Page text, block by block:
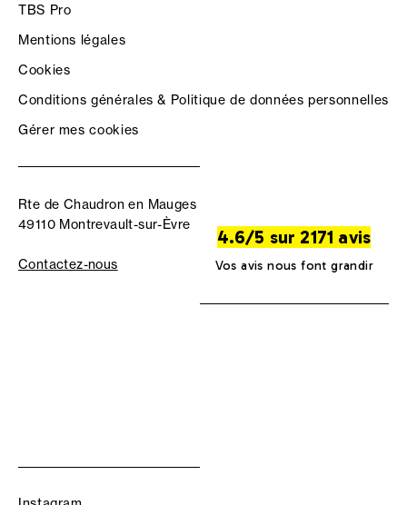
TBS Pro
Mentions légales
Cookies
Conditions générales & Politique de données personnelles
Gérer mes cookies
Rte de Chaudron en Mauges
49110 Montrevault-sur-Èvre
Contactez-nous
4.6/5 sur 2171 avis
Vos avis nous font grandir